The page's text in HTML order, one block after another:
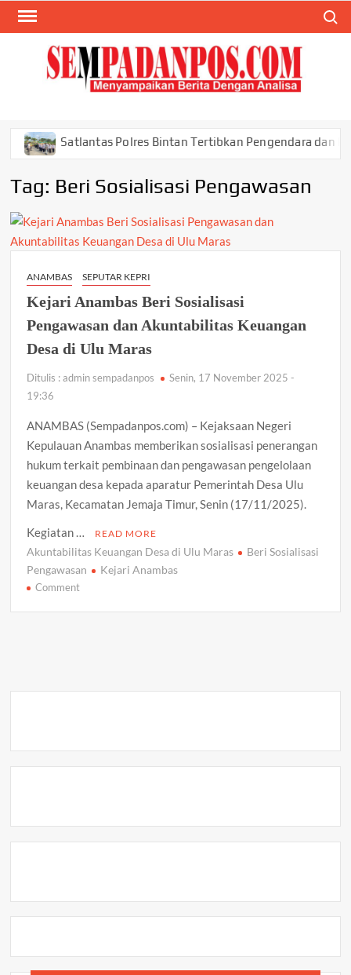
Skip
Satlantas Polres Bintan Tertibkan Pengendara dan
Tag: Beri Sosialisasi Pengawasan
ANAMBAS SEPUTAR KEPRI
Kejari Anambas Beri Sosialisasi
Pengawasan dan Akuntabilitas Keuangan
Desa di Ulu Maras
Ditulis : admin sempadanpos
Senin, 17 November 2025 -
19:36
ANAMBAS (Sempadanpos.com) – Kejaksaan Negeri
Kepulauan Anambas memberikan sosialisasi penerangan
hukum terkait pembinaan dan pengawasan pengelolaan
keuangan desa kepada aparatur Pemerintah Desa Ulu
Maras, Kecamatan Jemaja Timur, Senin (17/11/2025).
Kegiatan …
READ MORE
Akuntabilitas Keuangan Desa di Ulu Maras
Beri Sosialisasi
Pengawasan
Kejari Anambas
Commenton
dan